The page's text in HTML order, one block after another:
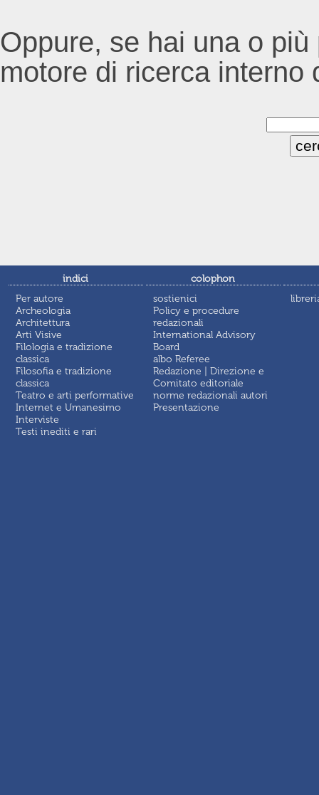
Oppure, se hai una o
motore di ricerca interno
indici
Per autore
Archeologia
Architettura
Arti Visive
Filologia e tradizione
classica
Filosofia e tradizione
classica
Teatro e arti performative
Internet e Umanesimo
Interviste
Testi inediti e rari
colophon
sostienici
Policy e procedure
redazionali
International Advisory
Board
albo Referee
Redazione | Direzione e
Comitato editoriale
norme redazionali autori
Presentazione